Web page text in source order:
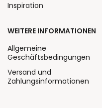
Inspiration
WEITERE INFORMATIONEN
Allgemeine
Geschäftsbedingungen
Versand und
Zahlungsinformationen